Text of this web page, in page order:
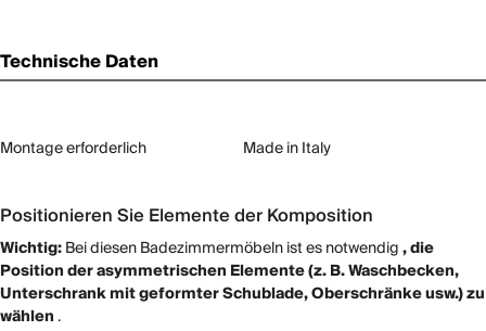
Technische Daten
Montage erforderlich Made in Italy
Positionieren Sie Elemente der Komposition
Wichtig:Bei diesen Badezimmermöbeln ist es notwendig, die
Position der asymmetrischen Elemente (z. B. Waschbecken,
Unterschrank mit geformter Schublade, Oberschränke usw.) zu
wählen.